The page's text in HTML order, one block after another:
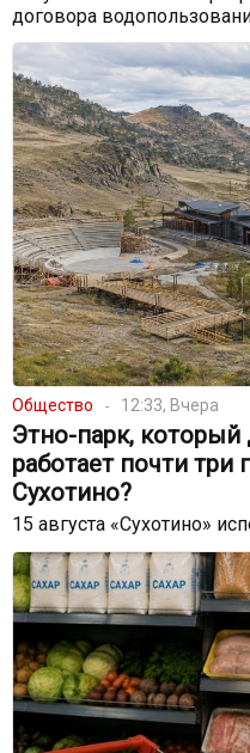
договора
Общество 12:33, Вчера
Этно-парк, который
работает почти три
Сухотино?
15 августа «Сухотино»